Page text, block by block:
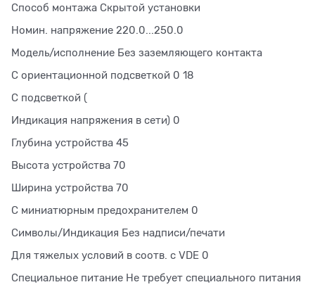
Способ монтажа Скрытой установки
Номин. напряжение 220.0...250.0
Модель/исполнение Без заземляющего контакта
С ориентационной подсветкой 0 18
С подсветкой (
Индикация напряжения в сети) 0
Глубина устройства 45
Высота устройства 70
Ширина устройства 70
С миниатюрным предохранителем 0
Символы/Индикация Без надписи/печати
Для тяжелых условий в соотв. с VDE 0
Специальное питание Не требует специального питания